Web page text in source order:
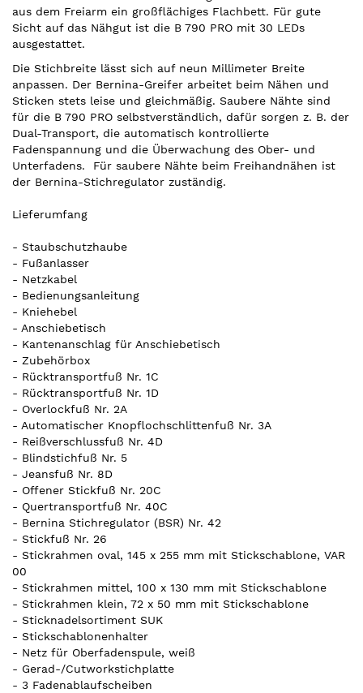
aus dem Freiarm ein großflächiges Flachbett. Für gute
Sicht auf das Nähgut ist die B 790 PRO mit 30 LEDs
ausgestattet.
Die Stichbreite lässt sich auf neun Millimeter Breite
anpassen. Der Bernina-Greifer arbeitet beim Nähen und
Sticken stets leise und gleichmäßig. Saubere Nähte sind
für die B 790 PRO selbstverständlich, dafür sorgen z. B. der
Dual-Transport, die automatisch kontrollierte
Fadenspannung und die Überwachung des Ober- und
Unterfadens. Für saubere Nähte beim Freihandnähen ist
der Bernina-Stichregulator zuständig.
Lieferumfang
- Staubschutzhaube
- Fußanlasser
- Netzkabel
- Bedienungsanleitung
- Kniehebel
- Anschiebetisch
- Kantenanschlag für Anschiebetisch
- Zubehörbox
- Rücktransportfuß Nr. 1C
- Rücktransportfuß Nr. 1D
- Overlockfuß Nr. 2A
- Automatischer Knopflochschlittenfuß Nr. 3A
- Reißverschlussfuß Nr. 4D
- Blindstichfuß Nr. 5
- Jeansfuß Nr. 8D
- Offener Stickfuß Nr. 20C
- Quertransportfuß Nr. 40C
- Bernina Stichregulator (BSR) Nr. 42
- Stickfuß Nr. 26
- Stickrahmen oval, 145 x 255 mm mit Stickschablone, VAR
00
- Stickrahmen mittel, 100 x 130 mm mit Stickschablone
- Stickrahmen klein, 72 x 50 mm mit Stickschablone
- Sticknadelsortiment SUK
- Stickschablonenhalter
- Netz für Oberfadenspule, weiß
- Gerad-/Cutworkstichplatte
- 3 Fadenablaufscheiben